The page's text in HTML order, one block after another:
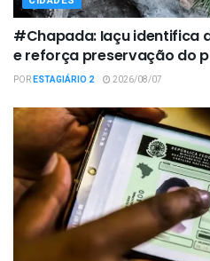
#Chapada: Iaçu identifica
e reforça preservação do
PORESTAGIÁRIO 2 2026/08/07